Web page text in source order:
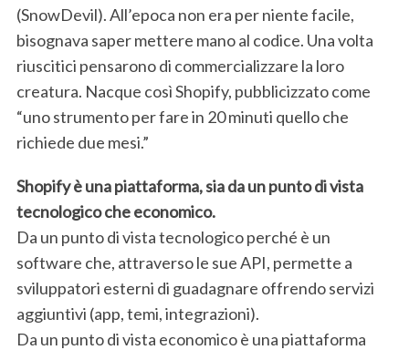
(SnowDevil). All’epoca non era per niente facile,
bisognava saper mettere mano al codice. Una volta
riuscitici pensarono di commercializzare la loro
creatura. Nacque così Shopify, pubblicizzato come
“uno strumento per fare in 20 minuti quello che
richiede due mesi.”
Shopify è una piattaforma, sia da un punto di vista
tecnologico che economico.
Da un punto di vista tecnologico perché è un
software che, attraverso le sue API, permette a
sviluppatori esterni di guadagnare offrendo servizi
aggiuntivi (app, temi, integrazioni).
Da un punto di vista economico è una piattaforma